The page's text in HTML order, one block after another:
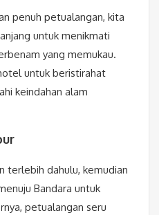
penuh petualangan, kita
untuk menikmati
yang memukau.
untuk beristirahat
keindahan alam
terlebih dahulu, kemudian
Bandara untuk
petualangan seru